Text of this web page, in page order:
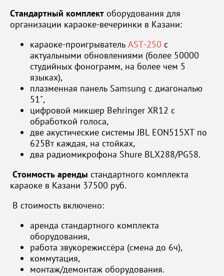
Стандартный комплект оборудования для
организации караоке-вечеринки в Казани:
караоке-проигрыватель AST-250 с
актуальными обновлениями (более 50000
студийных фонограмм, на более чем 5
языках),
плазменная панель Samsung с диагональю
51",
цифровой микшер Behringer XR12 с
обработкой голоса,
две акустические системы JBL EON515XT по
625Вт каждая, на стойках,
два радиомикрофона Shure BLX288/PG58.
Стоимость аренды стандартного комплекта
караоке в Казани 37500 руб.
В стоимость включено:
аренда стандартного комплекта
оборудования,
работа звукорежиссёра (смена до 6ч),
коммутация,
монтаж/демонтаж оборудования.